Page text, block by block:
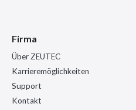
Firma
Über ZEUTEC
Karrieremöglichkeiten
Support
Kontakt